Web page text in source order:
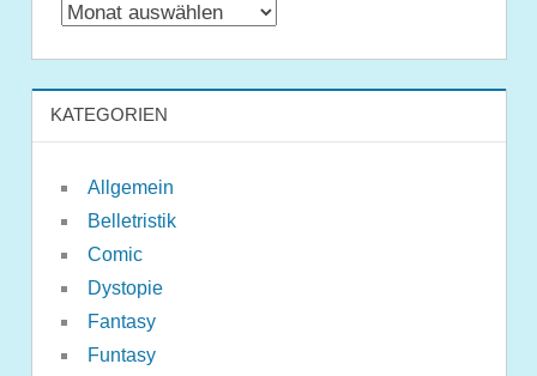
Archiv
KATEGORIEN
Allgemein
Belletristik
Comic
Dystopie
Fantasy
Funtasy